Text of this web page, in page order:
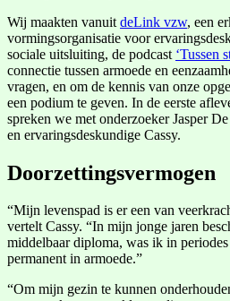
Wij maakten vanuit deLink vzw, een
vormingsorganisatie voor
sociale uitsluiting, de podcast ‘Tussen
connectie tussen armoede en
vragen, en om de kennis van onze
een podium te geven. In de eerste
spreken we met onderzoeker Jasper
en ervaringsdeskundige Cassy.
Doorzettingsvermogen
“Mijn levenspad is er een van
vertelt Cassy. “In mijn jonge jaren
middelbaar diploma, was ik in
permanent in armoede.”
“Om mijn gezin te kunnen